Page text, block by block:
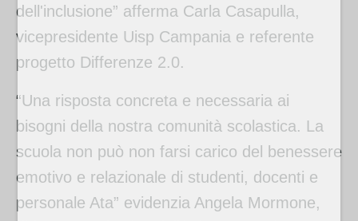
dell'inclusione” afferma Carla Casapulla,
vicepresidente Uisp Campania e referente
progetto Differenze 2.0.
“Una risposta concreta e necessaria ai
bisogni della nostra comunità scolastica. La
scuola non può non farsi carico del benessere
emotivo e relazionale di studenti, docenti e
personale Ata” evidenzia Angela Mormone,